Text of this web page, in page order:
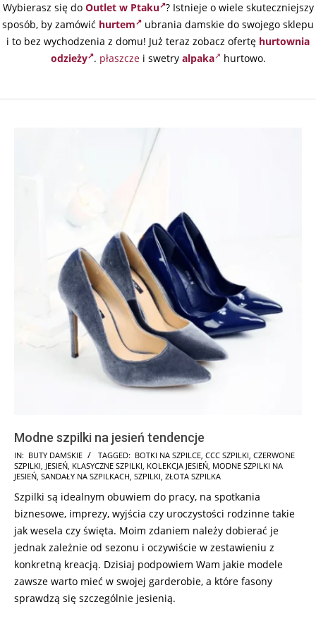
Wybierasz się do Outlet w Ptaku ? Istnieje o wiele skuteczniejszy
sposób, by zamówić hurtem
ubrania damskie do swojego sklepu
i to bez wychodzenia z domu! Już teraz zobacz ofertę hurtownia
odzieży . płaszczei swetry alpaka hurtowo.
Modne szpilki na jesień tendencje
2025-
07-
IN: BUTY DAMSKIE TAGGED: BOTKI NA SZPILCE, CCC SZPILKI, CZERWONE
SZPILKI, JESIEŃ, KLASYCZNE SZPILKI, KOLEKCJA JESIEŃ, MODNE SZPILKI NA
JESIEŃ, SANDAŁY NA SZPILKACH, SZPILKI, ZŁOTA SZPILKA
Szpilki są idealnym obuwiem do pracy, na spotkania
biznesowe, imprezy, wyjścia czy uroczystości rodzinne takie
jak wesela czy święta. Moim zdaniem należy dobierać je
jednak zależnie od sezonu i oczywiście w zestawieniu z
konkretną kreacją. Dzisiaj podpowiem Wam jakie modele
zawsze warto mieć w swojej garderobie, a które fasony
sprawdzą się szczególnie jesienią.